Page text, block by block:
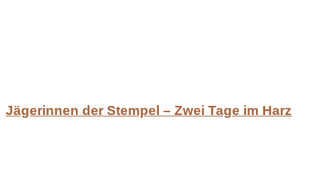
Jägerinnen der Stempel – Zwei Tage im Harz